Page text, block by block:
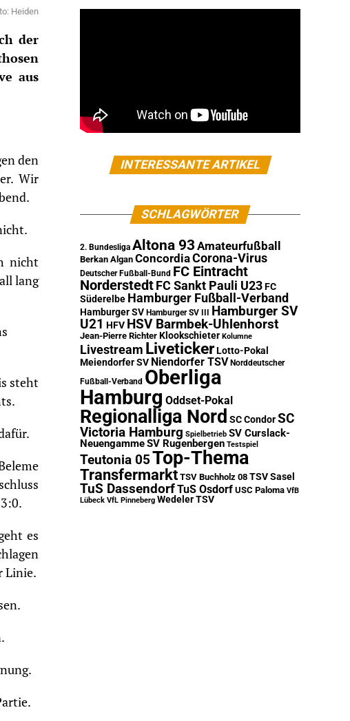
Heiden
der
aus
den
Wir
nicht
lang
steht
es
Linie.
INTERESSANTE ARTIKEL
SCHLAGWÖRTER
2. Bundesliga Altona 93 Amateurfußball
Berkan Algan ConcordiaCorona-Virus
Deutscher Fußball-Bund FC Eintracht
Norderstedt FC Sankt Pauli U23FC
Süderelbe Hamburger Fußball-Verband
Hamburger SV Hamburger SV III
Hamburger SV
U21 HFV HSV Barmbek-Uhlenhorst
Jean-Pierre Richter Klookschieter Kolumne
Livestream LivetickerLotto-Pokal
Meiendorfer SV Niendorfer TSV Norddeutscher
Fußball-Verband Oberliga
Hamburg Oddset-Pokal
Regionalliga Nord SC CondorSC
Victoria Hamburg Spielbetrieb SV Curslack-
NeuengammeSV Rugenbergen Testspiel
Teutonia 05Top-Thema
Transfermarkt TSV Buchholz 08 TSV Sasel
TuS DassendorfTuS Osdorf USC Paloma VfB
Lübeck VfL Pinneberg Wedeler TSV